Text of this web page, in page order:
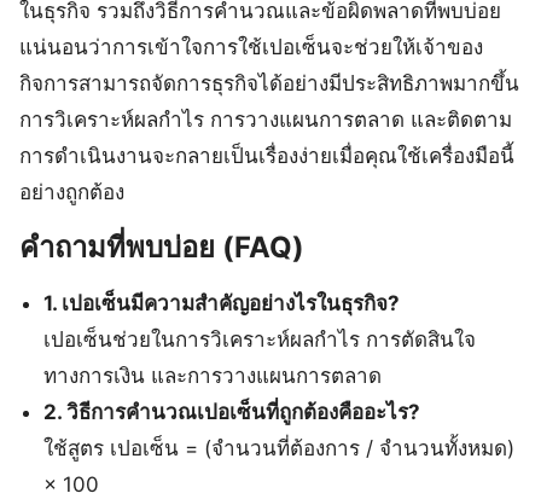
ในธุรกิจ รวมถึงวิธีการคำนวณและข้อผิดพลาดที่พบบ่อย
แน่นอนว่าการเข้าใจการใช้เปอเซ็นจะช่วยให้เจ้าของ
กิจการสามารถจัดการธุรกิจได้อย่างมีประสิทธิภาพมากขึ้น
การวิเคราะห์ผลกำไร การวางแผนการตลาด และติดตาม
การดำเนินงานจะกลายเป็นเรื่องง่ายเมื่อคุณใช้เครื่องมือนี้
อย่างถูกต้อง
คำถามที่พบบ่อย (FAQ)
1. เปอเซ็นมีความสำคัญอย่างไรในธุรกิจ?
เปอเซ็นช่วยในการวิเคราะห์ผลกำไร การตัดสินใจ
ทางการเงิน และการวางแผนการตลาด
2. วิธีการคำนวณเปอเซ็นที่ถูกต้องคืออะไร?
ใช้สูตร เปอเซ็น = (จำนวนที่ต้องการ / จำนวนทั้งหมด)
× 100